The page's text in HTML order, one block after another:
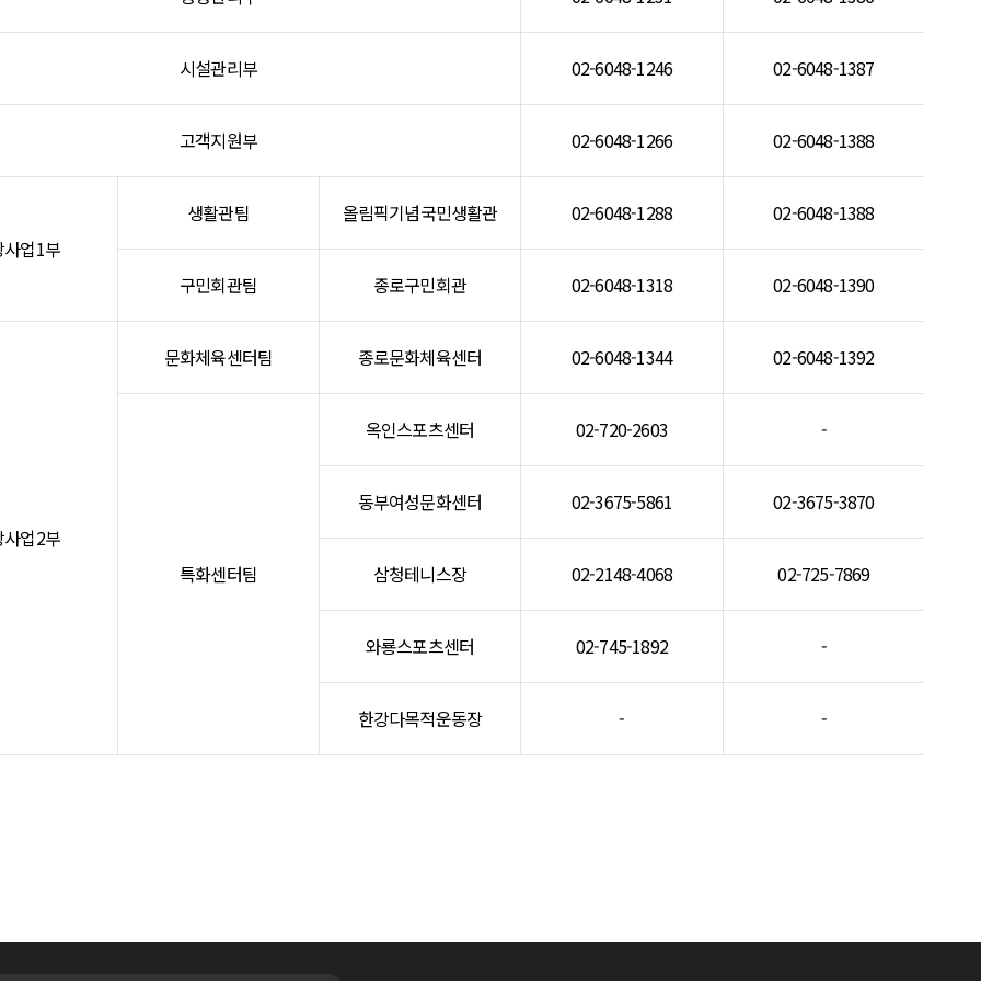
시설관리부 02-6048-1246 02-6048-1387
고객지원부 02-6048-1266 02-6048-1388
업1부
생활관팀 올림픽기념국민생활관 02-6048-1288 02-6048-1388
구민회관팀 종로구민회관 02-6048-1318 02-6048-1390
업2부
문화체육센터팀 종로문화체육센터 02-6048-1344 02-6048-1392
특화센터팀
옥인스포츠센터 02-720-2603 -
동부여성문화센터 02-3675-5861 02-3675-3870
삼청테니스장 02-2148-4068 02-725-7869
와룡스포츠센터 02-745-1892 -
한강다목적운동장 - -